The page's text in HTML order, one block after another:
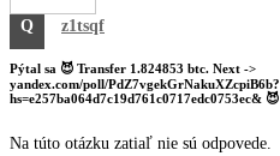
Q z1tsqf
Pýtal sa 😈 Transfer 1.824853 btc. Next ->
yandex.com/poll/PdZ7vgekGrNakuXZcpiB6b?
hs=e257ba064d7c19d761c0717edc0753ec& 😈
Na túto otázku zatiaľ nie sú odpovede.